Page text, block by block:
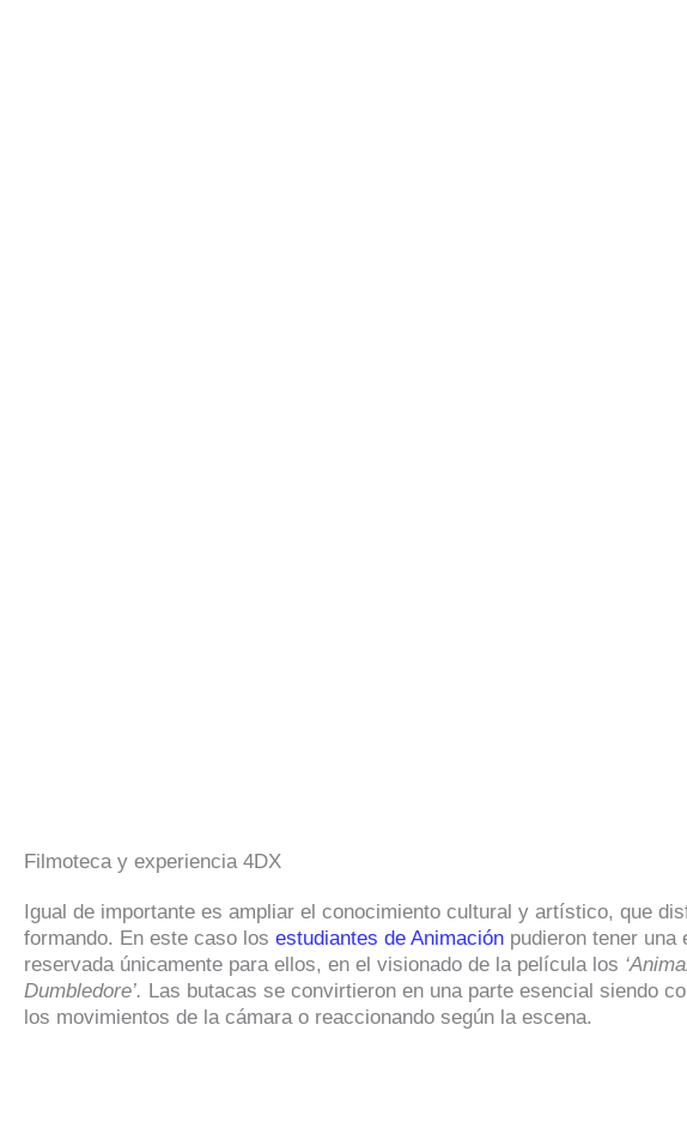
Filmoteca y experiencia 4DX
Igual de importante es ampliar el conocimiento cultural y artístico, que
formando. En este caso los estudiantes de Animación pudieron tener
reservada únicamente para ellos, en el visionado de la película los
Dumbledore’. Las butacas se convirtieron en una parte esencial siendo
los movimientos de la cámara o reaccionando según la escena.